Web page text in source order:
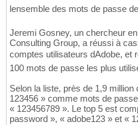
lensemble des mots de passe
Jeremi Gosney, un chercheur
Consulting Group, a réussi à
comptes utilisateurs dAdobe, et
100 mots de passe les plus
Selon la liste, près de 1,9
123456 » comme mots de
« 123456789 ». Le top 5 est
password », « adobe123 » et «